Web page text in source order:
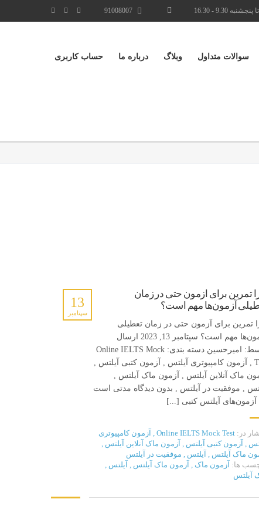
9.30 - 16.30
91008007
سوالات متداول وبلاگ درباره ما حساب کاربری
تمرین برای آزمون حتی در زمان
آزمون‌ها مهم است؟
13
سپتامبر
تمرین برای آزمون حتی در زمان تعطیلی
آزمون‌ها مهم است؟ سپتامبر 13, 2023 ارسال
توسط: امیرحسین دسته بندی: Online IELTS Mock
Test , آزمون کامپیوتری آیلتس , آزمون کتبی آیلتس ,
ماک آنلاین آیلتس , آزمون ماک آیلتس ,
, موفقیت در آیلتس , بدون دیدگاه مدتی است
آزمون‌های آیلتس کتبی [...]
در: Online IELTS Mock Test
, آزمون کامپیوتری
, آزمون کتبی آیلتس , آزمون ماک آنلاین آیلتس ,
ماک آیلتس , آیلتس , موفقیت در آیلتس
ها: آزمون ماک , آزمون ماک آیلتس , آیلتس ,
آیلتس
شبکه های اجتماعی